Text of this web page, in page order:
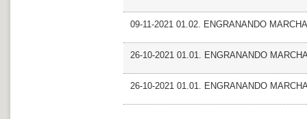
09-11-2021 01.02. ENGRANANDO
26-10-2021 01.01. ENGRANANDO
26-10-2021 01.01. ENGRANANDO